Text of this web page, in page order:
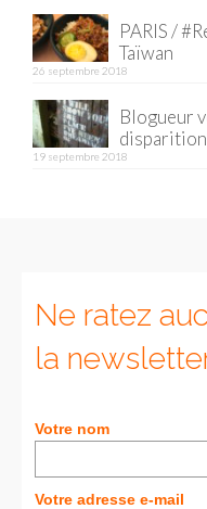
Berlin
Munich
Danemark
Copenhague
GUIDES FOOD
– Berlin
PARIS /
Taïwan
26 septembre 2018
Blogueur
disparition
19 septembre 2018
Ne ratez
la
Votre nom
Votre adresse e-mail